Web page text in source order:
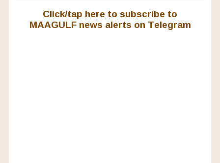
Click/tap here to subscribe to
MAAGULF news alerts on Telegram